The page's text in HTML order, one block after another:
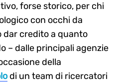
forse storico, per chi
con occhi da
dar credito a quanto
– dalle principali agenzie
della
di un team di ricercatori